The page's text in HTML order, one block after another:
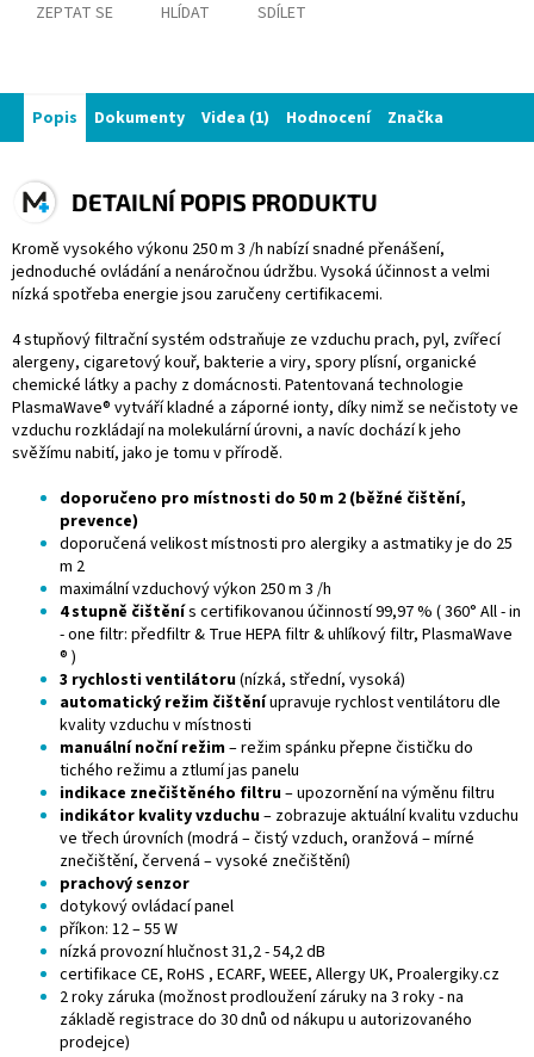
ZEPTAT SE HLÍDAT SDÍLET
Popis Dokumenty Videa (1) Hodnocení Značka
DETAILNÍ POPIS PRODUKTU
Kromě vysokého výkonu 250 m 3 /h nabízí snadné přenášení,
jednoduché ovládání a nenáročnou údržbu. Vysoká účinnost a velmi
nízká spotřeba energie jsou zaručeny certifikacemi.
4 stupňový filtrační systém odstraňuje ze vzduchu prach, pyl, zvířecí
alergeny, cigaretový kouř, bakterie a viry, spory plísní, organické
chemické látky a pachy z domácnosti. Patentovaná technologie
PlasmaWave® vytváří kladné a záporné ionty, díky nimž se nečistoty ve
vzduchu rozkládají na molekulární úrovni, a navíc dochází k jeho
svěžímu nabití, jako je tomu v přírodě.
doporučeno pro místnosti do 50 m 2 (běžné čištění,
prevence)
doporučená velikost místnosti pro alergiky a astmatiky je do 25
m 2
maximální vzduchový výkon 250 m 3 /h
4 stupně čištěnís certifikovanou účinností 99,97 % ( 360° All - in
- one filtr: předfiltr & True HEPA filtr & uhlíkový filtr, PlasmaWave
® )
3 rychlosti ventilátoru(nízká, střední, vysoká)
automatický režim čištěníupravuje rychlost ventilátoru dle
kvality vzduchu v místnosti
manuální noční režim– režim spánku přepne čističku do
tichého režimu a ztlumí jas panelu
indikace znečištěného filtru– upozornění na výměnu filtru
indikátor kvality vzduchu– zobrazuje aktuální kvalitu vzduchu
ve třech úrovních (modrá – čistý vzduch, oranžová ‒ mírné
znečištění, červená – vysoké znečištění)
prachový senzor
dotykový ovládací panel
příkon: 12 – 55 W
nízká provozní hlučnost 31,2 - 54,2 dB
certifikace CE, RoHS , ECARF, WEEE, Allergy UK, Proalergiky.cz
2 roky záruka (možnost prodloužení záruky na 3 roky - na
základě registrace do 30 dnů od nákupu u autorizovaného
prodejce)